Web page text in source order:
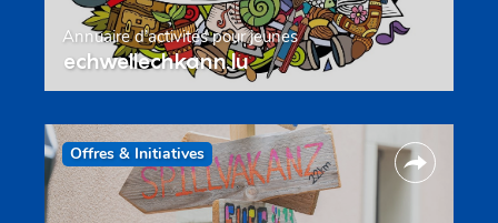
Annuaire d’activités pour jeunes
echwellechkann.lu
Offres & Initiatives